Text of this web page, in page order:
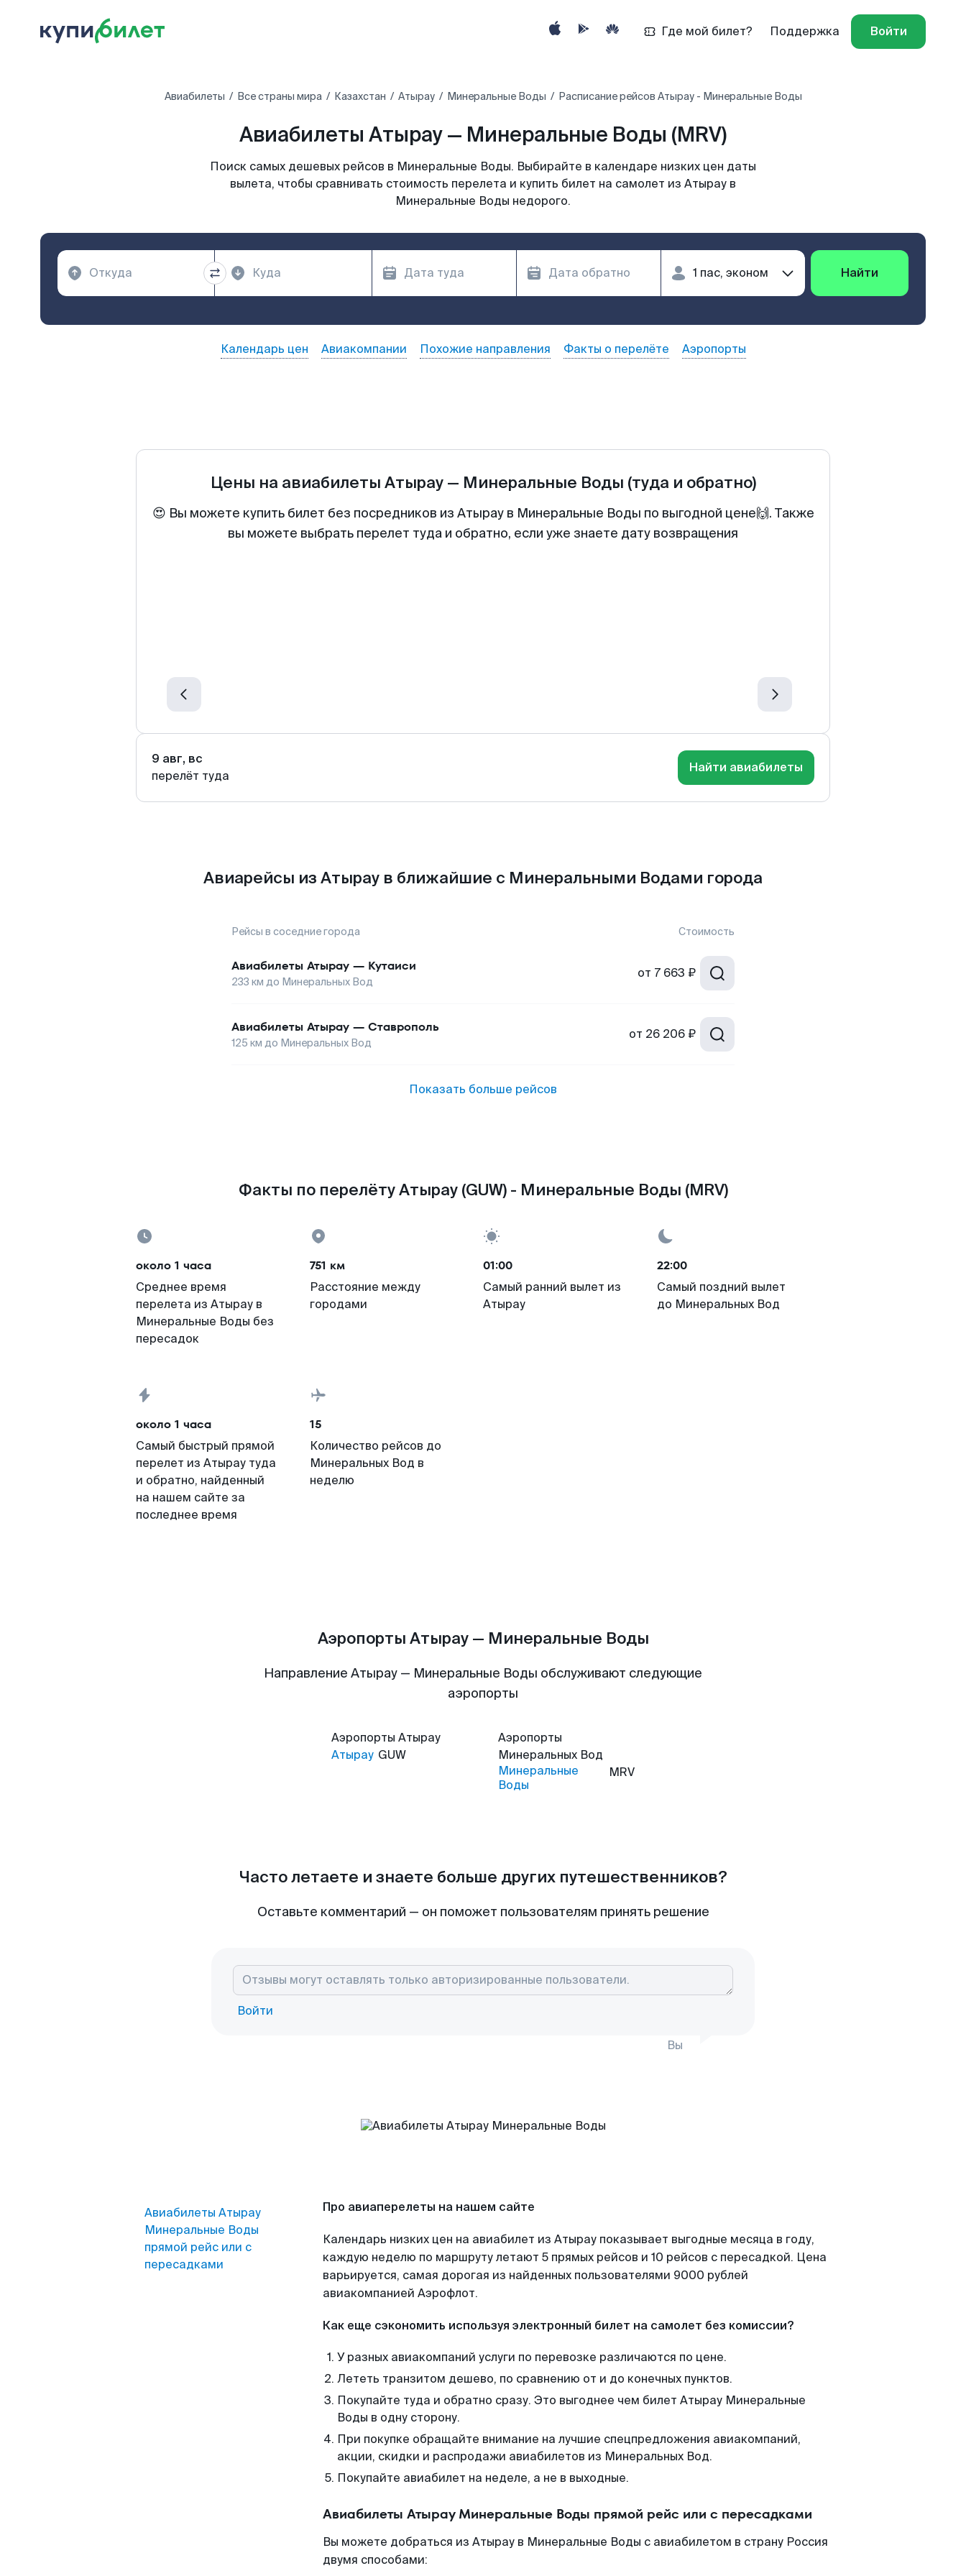
Где мой билет? Поддержка Войти
Авиабилеты Все страны мира Казахстан Атырау Минеральные Воды Расписание рейсов Атырау - Минеральные Воды
Авиабилеты Атырау — Минеральные Воды (MRV)
Поиск самых дешевых рейсов в Минеральные Воды. Выбирайте в календаре низких цен даты
вылета, чтобы сравнивать стоимость перелета и купить билет на самолет из Атырау в
Минеральные Воды недорого.
Найти
Календарь цен Авиакомпании Похожие направления Факты о перелёте Аэропорты
Цены на авиабилеты Атырау— Минеральные Воды (туда и обратно)
😍 Вы можете купить билет без посредников из Атырау в Минеральные Воды по выгодной цене🙌. Также
вы можете выбрать перелет туда и обратно, если уже знаете дату возвращения
9 авг, вс
перелёт туда
Найти авиабилеты
Авиарейсы из Атырау в ближайшие с Минеральными Водами города
Рейсы в соседние города Стоимость
Авиабилеты Атырау — Кутаиси
233 км до Минеральных Вод
от 7 663 ₽
Авиабилеты Атырау — Ставрополь
125 км до Минеральных Вод
от 26 206 ₽
Показать больше рейсов
Факты по перелёту Атырау (GUW) - Минеральные Воды (MRV)
около 1 часа
Среднее время
перелета из Атырау в
Минеральные Воды без
пересадок
751 км
Расстояние между
городами
01:00
Самый ранний вылет из
Атырау
22:00
Самый поздний вылет
до Минеральных Вод
около 1 часа
Самый быстрый прямой
перелет из Атырау туда
и обратно, найденный
на нашем сайте за
последнее время
15
Количество рейсов до
Минеральных Вод в
неделю
Аэропорты Атырау — Минеральные Воды
Направление Атырау — Минеральные Воды обслуживают следующие
аэропорты
Аэропорты Атырау
Атырау GUW
Аэропорты
Минеральных Вод
Минеральные
Воды
MRV
Часто летаете и знаете больше других путешественников?
Оставьте комментарий — он поможет пользователям принять решение
Войти
Вы
Авиабилеты Атырау
Минеральные Воды
прямой рейс или с
пересадками
Про авиаперелеты на нашем сайте
Календарь низких цен на авиабилет из Атырау показывает выгодные месяца в году,
каждую неделю по маршруту летают 5 прямых рейсов и 10 рейсов с пересадкой. Цена
варьируется, самая дорогая из найденных пользователями 9000 рублей
авиакомпанией Аэрофлот.
Как еще сэкономить используя электронный билет на самолет без комиссии?
У разных авиакомпаний услуги по перевозке различаются по цене.
Лететь транзитом дешево, по сравнению от и до конечных пунктов.
Покупайте туда и обратно сразу. Это выгоднее чем билет Атырау Минеральные
Воды в одну сторону.
При покупке обращайте внимание на лучшие спецпредложения авиакомпаний,
акции, скидки и распродажи авиабилетов из Минеральных Вод.
Покупайте авиабилет на неделе, а не в выходные.
Авиабилеты Атырау Минеральные Воды прямой рейс или с пересадками
Вы можете добраться из Атырау в Минеральные Воды с авиабилетом в страну Россия
двумя способами: